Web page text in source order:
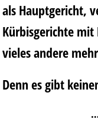
als Hauptgericht,
Kürbisgerichte mit
vieles andere
Denn es gibt